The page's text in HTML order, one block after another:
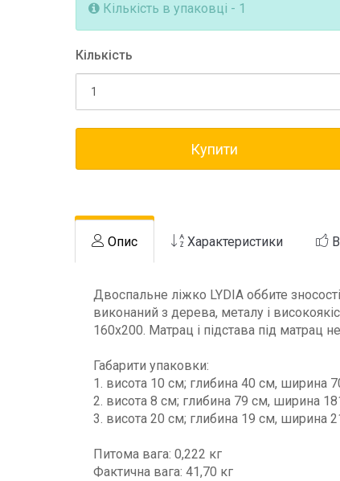
Кількість в упаковці - 1
Кількість
Купити
Опис Характеристики
Двоспальне ліжко LYDIA оббите
виконаний з дерева, металу і
160x200. Матрац і підстава під матрац
Габарити упаковки:
1. висота 10 см; глибина 40 см, ширина
2. висота 8 см; глибина 79 см, ширина
3. висота 20 см; глибина 19 см, ширина
Питома вага: 0,222 кг
Фактична вага: 41,70 кг